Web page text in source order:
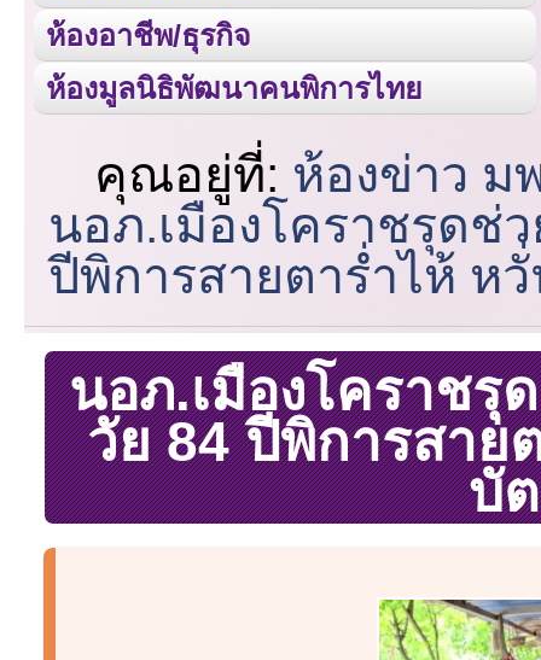
ห้องอาชีพ/ธุรกิจ
ห้องมูลนิธิพัฒนาคนพิการไทย
คุณอยู่ที่: ห้องข่าว ม
นอภ.เมืองโคราชรุดช่
ปีพิการสายตาร่ำไห้ ห
นอภ.เมืองโคราชรุ
วัย 84 ปีพิการสาย
บั